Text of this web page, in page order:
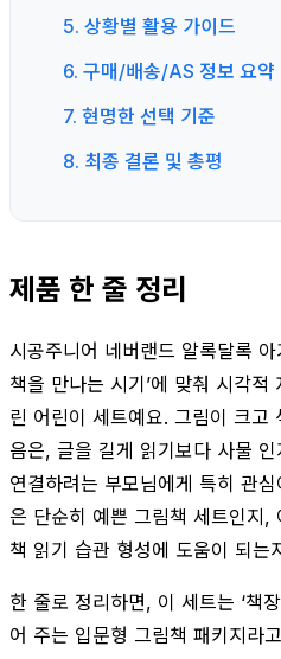
5. 상황별 활용 가이드
6. 구매/배송/AS 정보 요약
7. 현명한 선택 기준
8. 최종 결론 및 총평
제품 한 줄 정리
시공주니어 네버랜드 알록달록
책을 만나는 시기’에 맞춰 시각
린 어린이 세트예요. 그림이 크고
음은, 글을 길게 읽기보다 사물
연결하려는 부모님에게 특히 관
은 단순히 예쁜 그림책 세트인지
책 읽기 습관 형성에 도움이 되는
한 줄로 정리하면, 이 세트는 ‘책
어 주는 입문형 그림책 패키지라